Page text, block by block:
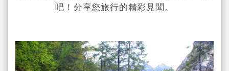
吧！分享您旅行的精彩見聞。